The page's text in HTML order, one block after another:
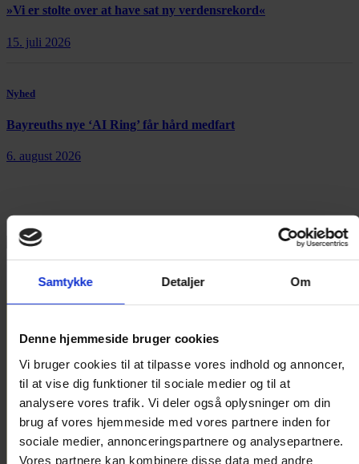
Samtykke Detaljer Om
Denne hjemmeside bruger cookies
Vi bruger cookies til at tilpasse vores indhold og annoncer,
til at vise dig funktioner til sociale medier og til at
analysere vores trafik. Vi deler også oplysninger om din
brug af vores hjemmeside med vores partnere inden for
sociale medier, annonceringspartnere og analysepartnere.
Vores partnere kan kombinere disse data med andre
»Vi er stolte over at have sat ny verdensrekord«
15. juli 2026
Nyhed
Bayreuths nye ‘AI Ring’ får hård medfart
6. august 2026